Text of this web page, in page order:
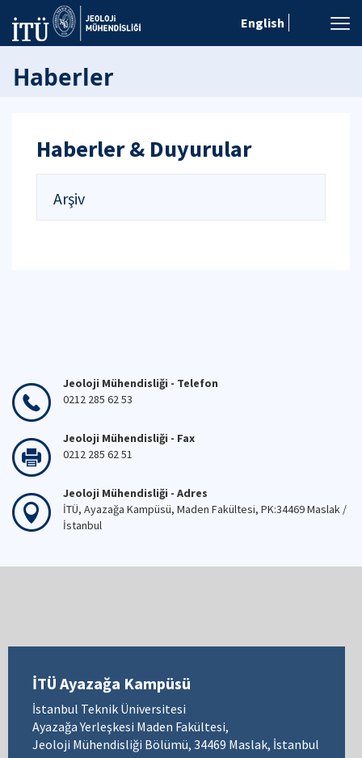
English
Haberler
Haberler & Duyurular
Arşiv
Jeoloji Mühendisliği - Telefon
0212 285 62 53
Jeoloji Mühendisliği - Fax
0212 285 62 51
Jeoloji Mühendisliği - Adres
İTÜ, Ayazağa Kampüsü, Maden Fakültesi, PK:34469 Maslak /
İstanbul
İTÜ Ayazağa Kampüsü
İstanbul Teknik Üniversitesi
Ayazağa Yerleşkesi Maden Fakültesi,
Jeoloji Mühendisliği Bölümü, 34469 Maslak, İstanbul